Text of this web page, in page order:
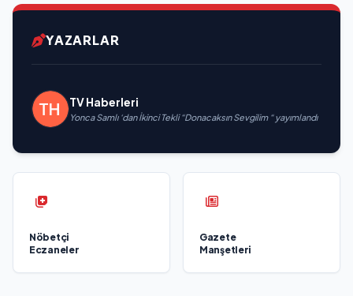
YAZARLAR
TV Haberleri
Yonca Samlı ‘dan İkinci Tekli “Donacaksın Sevgilim “ yayımlandı
Nöbetçi
Eczaneler
Gazete
Manşetleri